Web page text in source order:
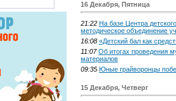
16 Декабря, Пятница
21:22 На базе Центра
методическое объединение
16:08 «Детский бал как
11:07 Об итогах проведения
материалов
09:35 Юные грайворонцы
15 Декабря, Четверг